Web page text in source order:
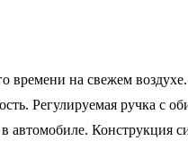
времени на свежем
Регулируемая ручка с
Конструкция